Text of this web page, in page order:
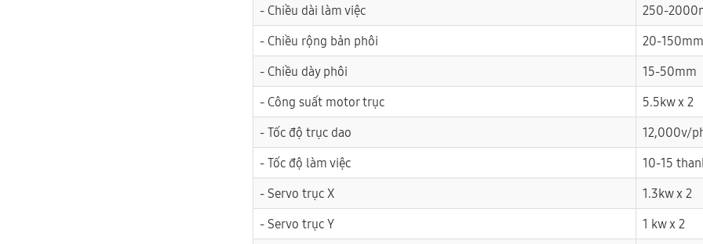
- Chiều dài làm việc
250-
- Chiều rộng bản phôi
20-150mm
- Chiều dày phôi
15-50mm
- Công suất motor trục
5.5kw x 2
- Tốc độ trục dao
12,000v/
- Tốc độ làm việc
10-15
- Servo trục X
1.3kw x 2
- Servo trục Y
1 kw x 2